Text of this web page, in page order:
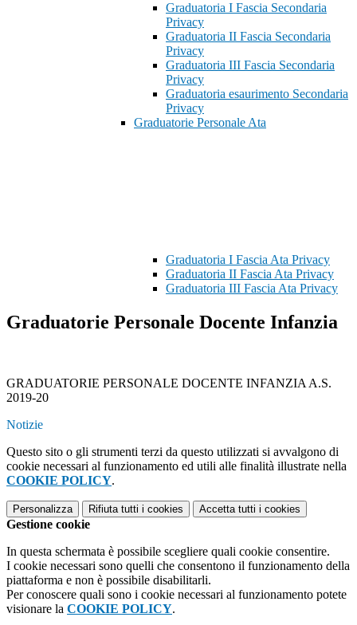
Graduatoria I Fascia Secondaria
Privacy
Graduatoria II Fascia Secondaria
Privacy
Graduatoria III Fascia Secondaria
Privacy
Graduatoria esaurimento Secondaria
Privacy
Graduatorie Personale Ata
Graduatoria I Fascia Ata Privacy
Graduatoria II Fascia Ata Privacy
Graduatoria III Fascia Ata Privacy
Graduatorie Personale Docente Infanzia
GRADUATORIE PERSONALE DOCENTE INFANZIA A.S.
2019-20
Notizie
Questo sito o gli strumenti terzi da questo utilizzati si avvalgono di
cookie necessari al funzionamento ed utili alle finalità illustrate nella
COOKIE POLICY.
Personalizza Rifiuta tutti i cookies Accetta tutti i cookies
Gestione cookie
In questa schermata è possibile scegliere quali cookie consentire.
I cookie necessari sono quelli che consentono il funzionamento della
piattaforma e non è possibile disabilitarli.
Per conoscere quali sono i cookie necessari al funzionamento potete
visionare la COOKIE POLICY.